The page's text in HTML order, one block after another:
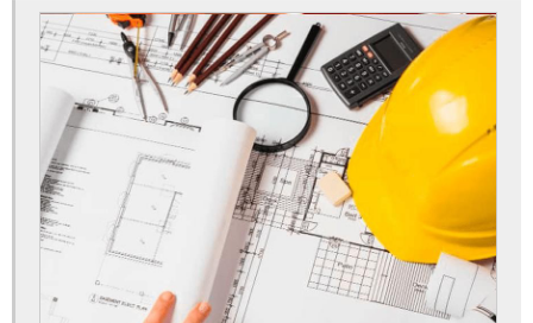
Empresa de laudo de insalubridade
Empresa especializada em avcb
Empresa para renovação de avcb
Empresa que faz avcb
Empresas de avcb sp
Laudo bombeiro clcb
Licença lp li lo